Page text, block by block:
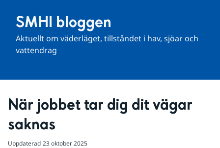
SMHI bloggen
Aktuellt om väderläget, tillståndet i hav, sjöar och
vattendrag
När jobbet tar dig dit vägar
saknas
Uppdaterad 23 oktober 2025